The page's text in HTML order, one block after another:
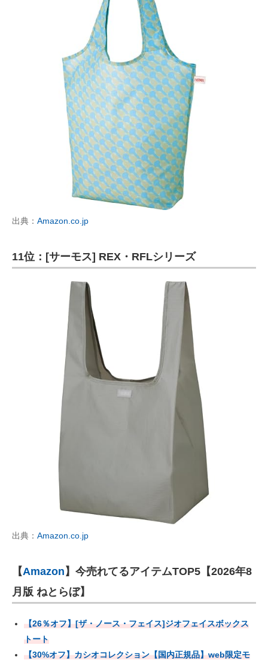
出典： Amazon.co.jp
11位：[サーモス] REX・RFLシリーズ
出典： Amazon.co.jp
【Amazon 】今売れてるアイテムTOP5【2026年8
月版 ねとらぼ】
【26％オフ】[ザ・ノース・フェイス]ジオフェイスボックス
トート
【30%オフ】カシオコレクション【国内正規品】web限定モ